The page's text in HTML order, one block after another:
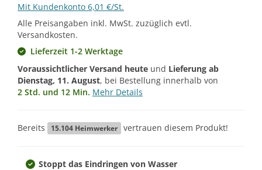
Mit Kundenkonto 6,01 €/St.
Alle Preisangaben inkl. MwSt. zuzüglich evtl.
Versandkosten.
Lieferzeit 1-2 Werktage
Voraussichtlicher Versand heute und Lieferung ab
Dienstag, 11. August, bei Bestellung innerhalb von
2 Std. und 12 Min. Mehr Details
Bereits 15.104 Heimwerker vertrauen diesem Produkt!
Stoppt das Eindringen von Wasser